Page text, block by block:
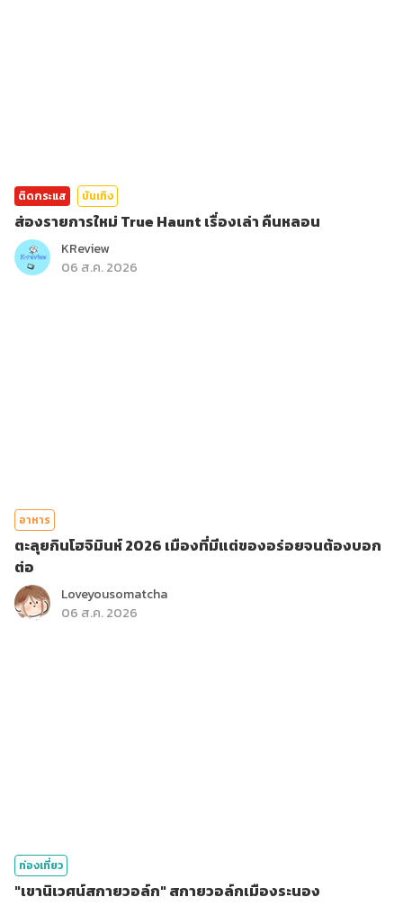
ติดกระแส บันเทิง
ส่องรายการใหม่ True Haunt เรื่องเล่า คืนหลอน
KReview
06 ส.ค. 2026
อาหาร
ตะลุยกินโฮจิมินห์ 2026 เมืองที่มีแต่ของอร่อยจนต้องบอก
ต่อ
Loveyousomatcha
06 ส.ค. 2026
ท่องเที่ยว
"เขานิเวศน์สกายวอล์ก" สกายวอล์กเมืองระนอง